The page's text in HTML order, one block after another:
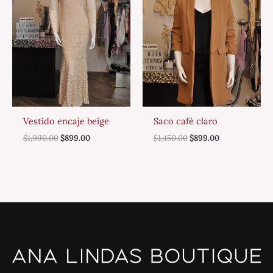
Vestido encaje beige
$1,990.00 $899.00
Saco café claro
$1,450.00 $899.00